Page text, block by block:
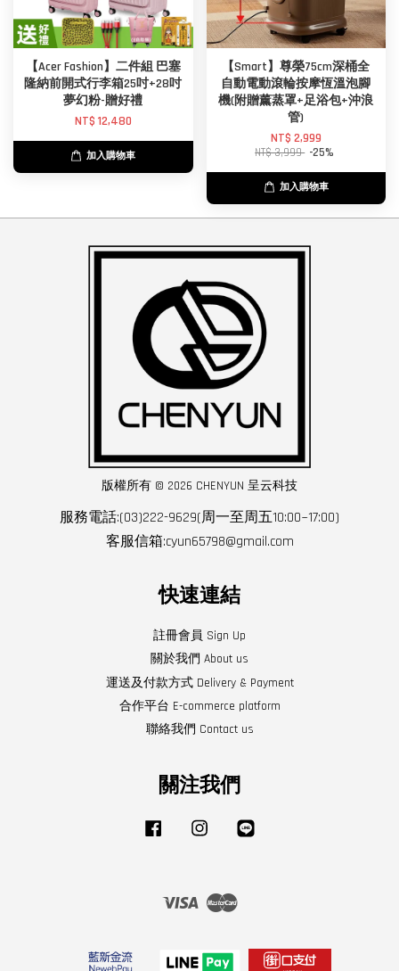
【Acer Fashion】二件組 巴塞
隆納前開式行李箱25吋+28吋
夢幻粉-贈好禮
NT$ 12,480
加入購物車
【Smart】尊榮75cm深桶全
自動電動滾輪按摩恆溫泡腳
機(附贈薰蒸罩+足浴包+沖浪
管)
NT$ 2,999
NT$ 3,999 -25%
加入購物車
版權所有 © 2026 CHENYUN 呈云科技
服務電話:(03)222-9629(周一至周五10:00~17:00)
客服信箱:cyun65798@gmail.com
快速連結
註冊會員 Sign Up
關於我們 About us
運送及付款方式 Delivery & Payment
合作平台 E-commerce platform
聯絡我們 Contact us
關注我們
Facebook Instagram
Visa Master